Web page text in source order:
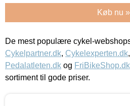
Køb nu »
De mest populære cykel-
Cykelpartner.dk, Cykelexperten.dk,
Pedalatleten.dk og FriBikeShop.dk
sortiment til gode priser.